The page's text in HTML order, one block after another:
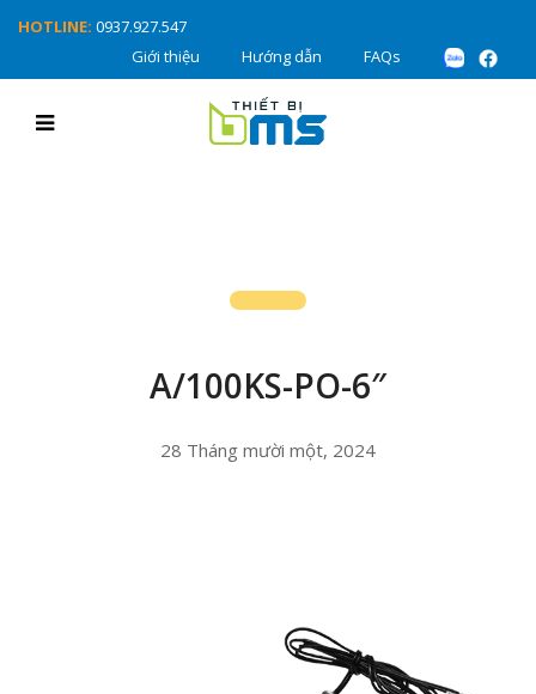
HOTLINE: 0937.927.547
Giới thiệu
Hướng dẫn FAQs
A/100KS-PO-6″
28 Tháng mười một, 2024